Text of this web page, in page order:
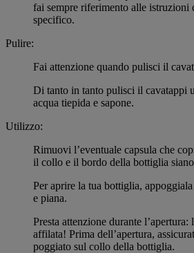
fai sempre riferimento alle istruzioni
specifico.
Pulire:
Fai attenzione quando pulisci il
Di tanto in tanto pulisci il cavatappi
acqua tiepida e sapone.
Utilizzo:
Rimuovi l’eventuale capsula che
il collo e il bordo della bottiglia
Per aprire la tua bottiglia,
e piana.
Presta attenzione durante
affilata! Prima dell’apertura,
poggiato sul collo della bottiglia.